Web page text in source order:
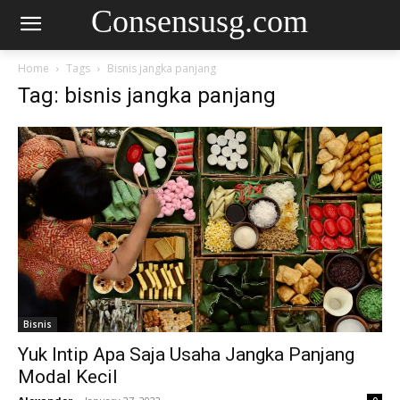
Consensusg.com
Home Tags Bisnis jangka panjang
Tag: bisnis jangka panjang
Bisnis
Yuk Intip Apa Saja Usaha Jangka Panjang
Modal Kecil